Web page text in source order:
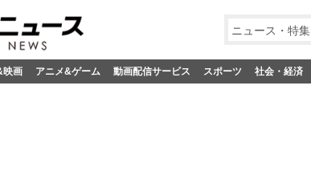
ニュース・特集
映画 アニメ&ゲーム 動画配信サービス スポーツ 社会・経済